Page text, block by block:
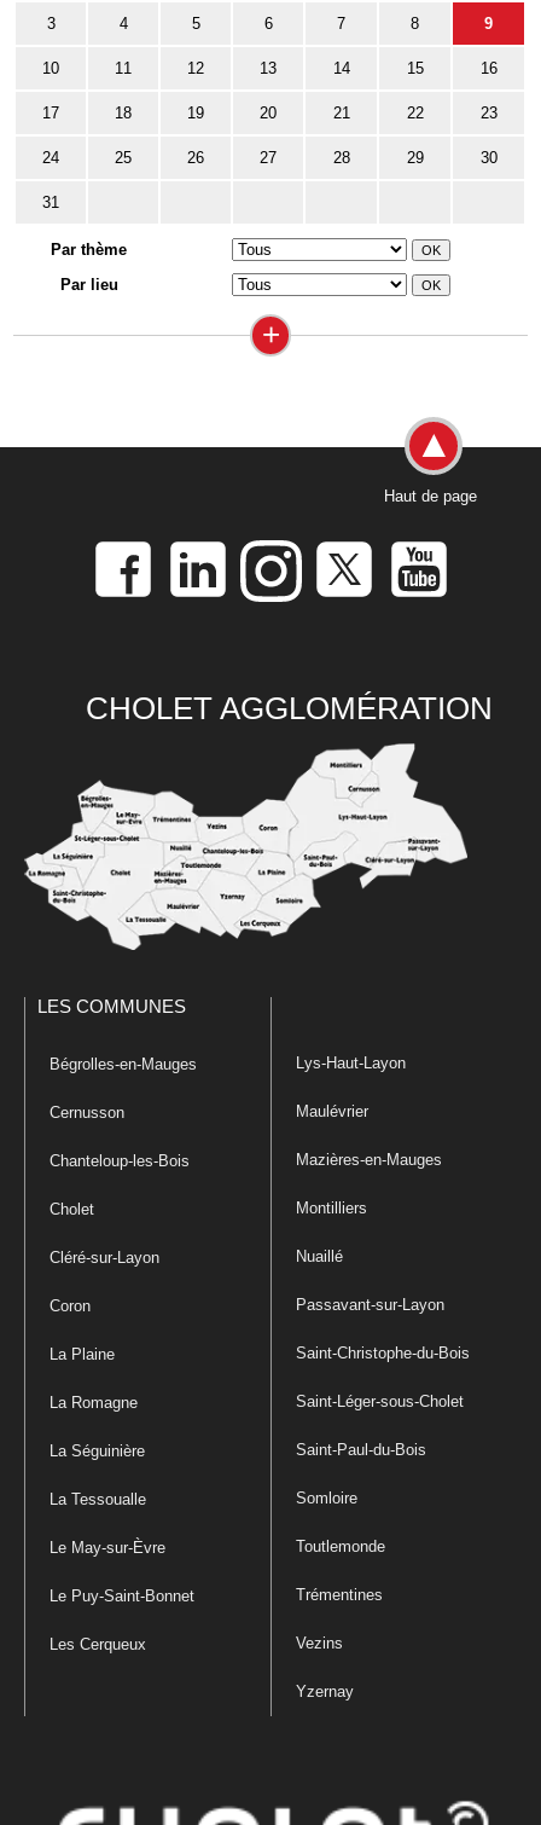
3 4 5 6 7 8 9
10 11 12 13 14 15 16
17 18 19 20 21 22 23
24 25 26 27 28 29 30
31
Par thème
Par lieu
+
Haut de page
CHOLET AGGLOMÉRATION
LES COMMUNES
Bégrolles-en-Mauges
Cernusson
Chanteloup-les-Bois
Cholet
Cléré-sur-Layon
Coron
La Plaine
La Romagne
La Séguinière
La Tessoualle
Le May-sur-Èvre
Le Puy-Saint-Bonnet
Les Cerqueux
Lys-Haut-Layon
Maulévrier
Mazières-en-Mauges
Montilliers
Nuaillé
Passavant-sur-Layon
Saint-Christophe-du-Bois
Saint-Léger-sous-Cholet
Saint-Paul-du-Bois
Somloire
Toutlemonde
Trémentines
Vezins
Yzernay